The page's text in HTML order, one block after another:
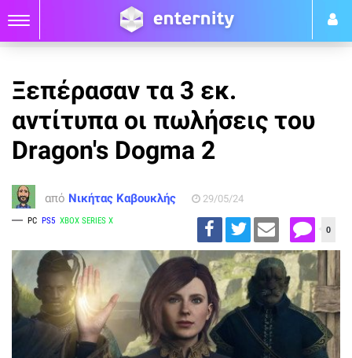
Ξεπέρασαν τα 3 εκ.
αντίτυπα οι πωλήσεις του
Dragon's Dogma 2
από Νικήτας Καβουκλής 29/05/24
PC PS5 XBOX SERIES X
0